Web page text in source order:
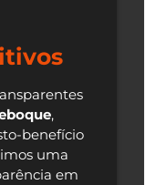
,
benefício
uma
em